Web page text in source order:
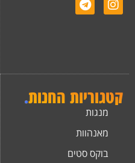
קטגוריות החנות.
מנגות
מאנהוות
בוקס סטים